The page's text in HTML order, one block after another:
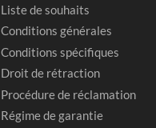
Liste de souhaits
Conditions générales
Conditions spécifiques
Droit de rétraction
Procédure de réclamation
Régime de garantie